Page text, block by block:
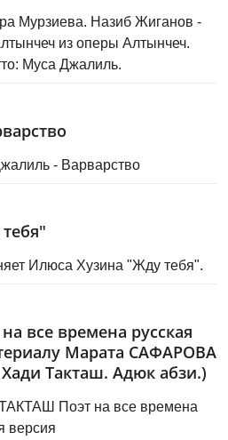
Мурзиева. Назиб Жиганов -
из оперы Алтынчеч.
Муса Джалиль.
- Варварство
Илюса Хузина "Жду тебя".
все времена русская
Марата САФАРОВА
Такташ. Адюк абзи.)
Поэт на все времена
версия